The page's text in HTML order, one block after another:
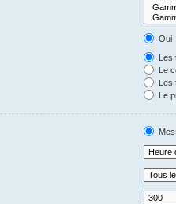
Oui
Les
Le
Les
Le